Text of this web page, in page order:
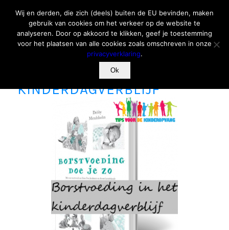
BORSTVOEDING IN HET
KINDERDAGVERBLIJF
Wij en derden, die zich (deels) buiten de EU bevinden, maken
gebruik van cookies om het verkeer op de website te
analyseren. Door op akkoord te klikken, geef je toestemming
voor het plaatsen van alle cookies zoals omschreven in onze
privacyverklaring.
Ok